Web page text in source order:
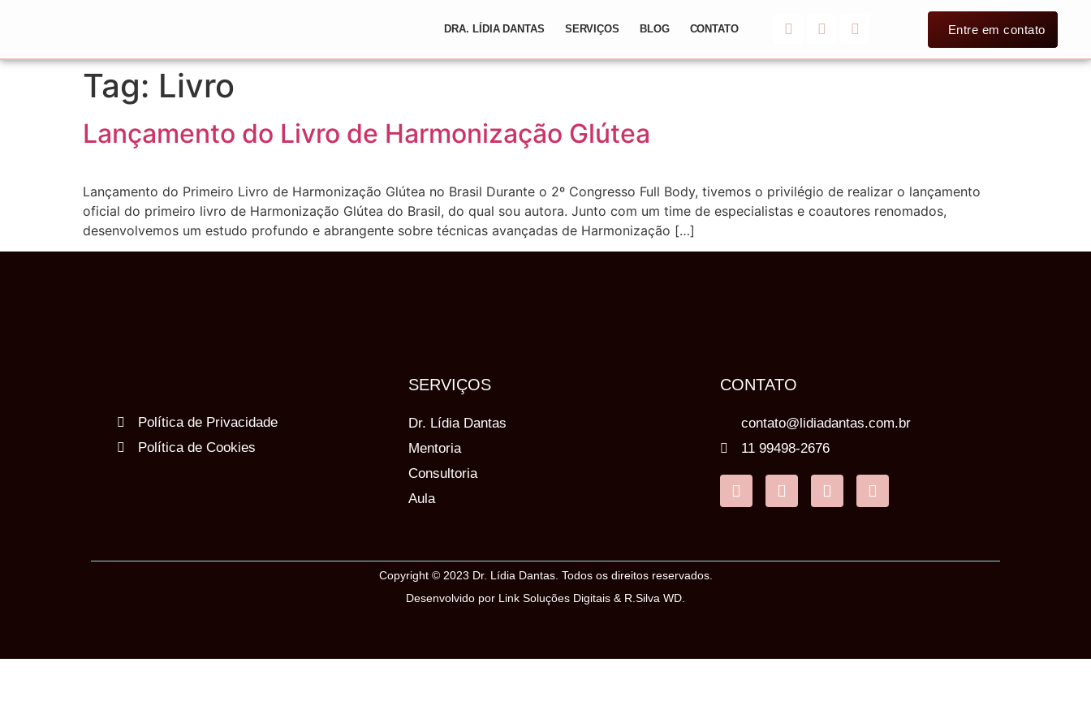
DRA. LÍDIA DANTAS SERVIÇOS BLOG CONTATO Entre em contato
Tag: Livro
Lançamento do Livro de Harmonização Glútea
Lançamento do Primeiro Livro de Harmonização Glútea no Brasil Durante o 2º Congresso Full Body, tivemos o privilégio de realizar o lançamento
oficial do primeiro livro de Harmonização Glútea do Brasil, do qual sou autora. Junto com um time de especialistas e coautores renomados,
desenvolvemos um estudo profundo e abrangente sobre técnicas avançadas de Harmonização […]
Política de Privacidade
Política de Cookies
SERVIÇOS
Dr. Lídia Dantas
Mentoria
Consultoria
Aula
CONTATO
contato@lidiadantas.com.br
11 99498-2676
Copyright © 2023 Dr. Lídia Dantas. Todos os direitos reservados.
Desenvolvido por Link Soluções Digitais & R.Silva WD.